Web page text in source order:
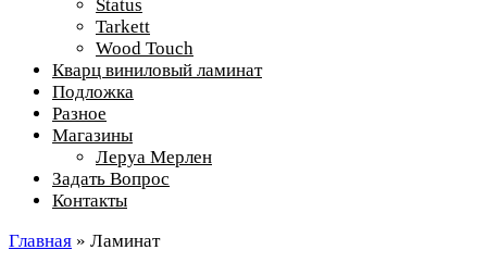
Status
Tarkett
Wood Touch
Кварц виниловый ламинат
Подложка
Разное
Магазины
Леруа Мерлен
Задать Вопрос
Контакты
Главная » Ламинат